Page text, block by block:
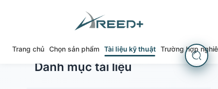
Trang chủ Chọn sản phẩm Tài liệu kỹ thuật Trường hợp
Danh mục tài liệu